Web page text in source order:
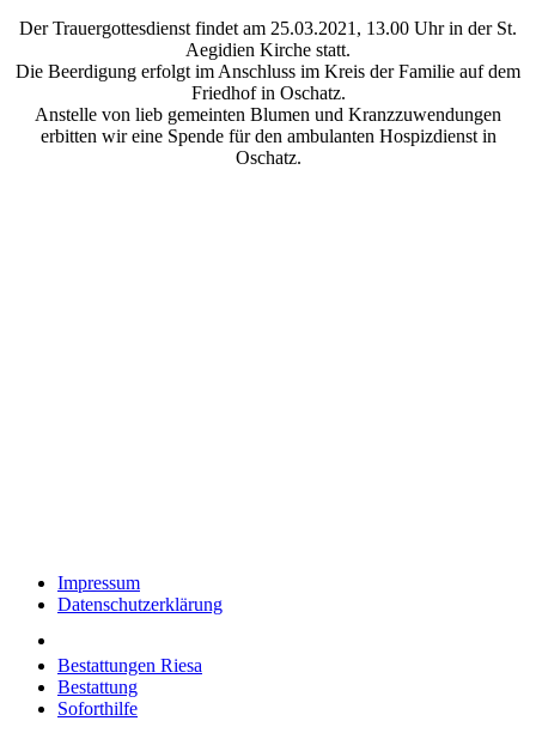
Der Trauergottesdienst findet am 25.03.2021, 13.00 Uhr in der St.
Aegidien Kirche statt.
Die Beerdigung erfolgt im Anschluss im Kreis der Familie auf dem
Friedhof in Oschatz.
Anstelle von lieb gemeinten Blumen und Kranzzuwendungen
erbitten wir eine Spende für den ambulanten Hospizdienst in
Oschatz.
Impressum
Datenschutzerklärung
Bestattungen Riesa
Bestattung
Soforthilfe